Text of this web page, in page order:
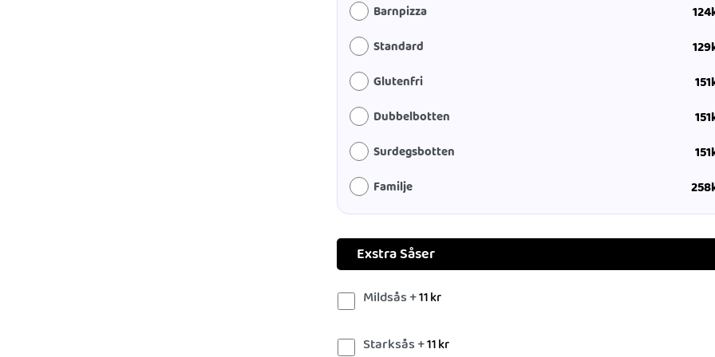
Barnpizza 124
Standard 129
Glutenfri 151
Dubbelbotten 151
Surdegsbotten 151
Familje 258
Exstra Såser
Mildsås +11kr
Starksås +11kr